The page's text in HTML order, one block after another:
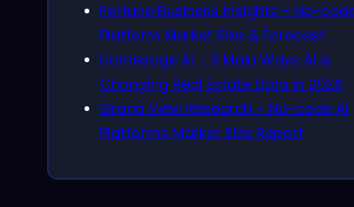
Fortune Business Insights – No-
Platform Market Size & Forecast
Homesage AI – 3 Main Ways AI is
Changing Real Estate Data in 2026
Grand View Research – No-code AI
Platforms Market Size Report